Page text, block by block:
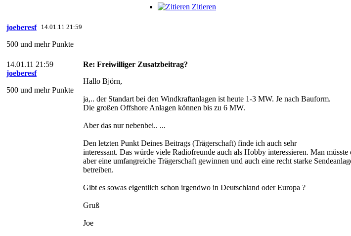
Zitieren
14.01.11 21:59
joeberesf
500 und mehr Punkte
14.01.11 21:59
joeberesf
500 und mehr Punkte
Re: Freiwilliger Zusatzbeitrag?
Hallo Björn,
ja,.. der Standart bei den Windkraftanlagen ist heute 1-3 MW. Je nach Bauform.
Die großen Offshore Anlagen können bis zu 6 MW.
Aber das nur nebenbei.. ...
Den letzten Punkt Deines Beitrags (Trägerschaft) finde ich auch sehr
interessant. Das würde viele Radiofreunde auch als Hobby interessieren. Man müsste
aber eine umfangreiche Trägerschaft gewinnen und auch eine recht starke
betreiben.
Gibt es sowas eigentlich schon irgendwo in Deutschland oder Europa ?
Gruß
Joe